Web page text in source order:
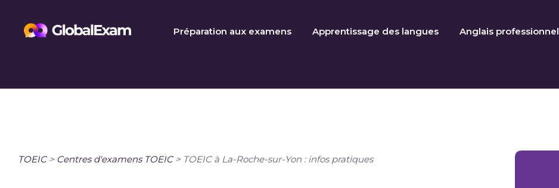
Préparation aux examens Apprentissage des langues Anglais professionnel
TOEIC> Centres d'examens TOEIC> TOEIC à La-Roche-sur-Yon : infos pratiques